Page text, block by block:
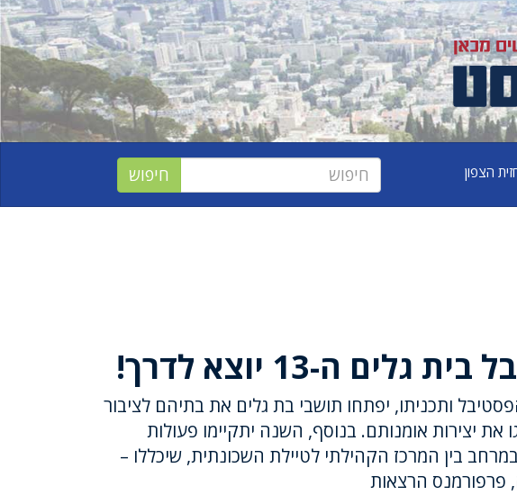
הצפון
גלים ה-13 יוצא לדרך!
ותכניתו, יפתחו תושבי בת גלים את בתיהם לציבור
את יצירות אומנותם. בנוסף, השנה יתקיימו פעולות
בין המרכז הקהילתי לטיילת השכונתית, שיכללו –
פרפורמנס הרצאות